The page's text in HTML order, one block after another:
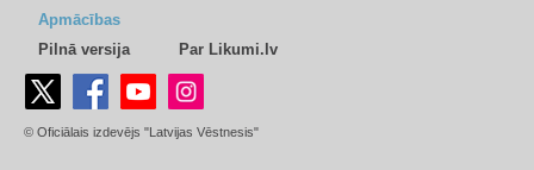
Apmācības
Pilnā versija
Par Likumi.lv
© Oficiālais izdevējs "Latvijas Vēstnesis"